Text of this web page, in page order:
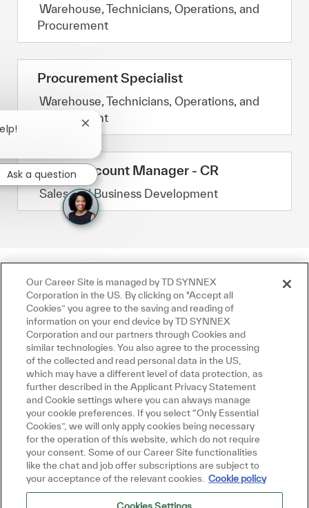
Category
Warehouse, Technicians, Operations, and
Procurement
Procurement Specialist
Category
Warehouse, Technicians, Operations, and
Procurement
Inside Account Manager - CR
Category
Sales and Business Development
Close chatbot notification
Ask a question
Our Career Site is managed by TD SYNNEX
Corporation in the US. By clicking on "Accept all
Cookies” you agree to the saving and reading of
information on your end device by TD SYNNEX
Corporation and our partners through Cookies and
similar technologies. You also agree to the processing
of the collected and read personal data in the US,
which may have a different level of data protection, as
further described in the Applicant Privacy Statement
and Cookie settings where you can always manage
your cookie preferences. If you select “Only Essential
Cookies”, we will only apply cookies being necessary
for the operation of this website, which do not require
your consent. Some of our Career Site functionalities
like the chat and job offer subscriptions are subject to
your acceptance of the relevant cookies. Cookie policy